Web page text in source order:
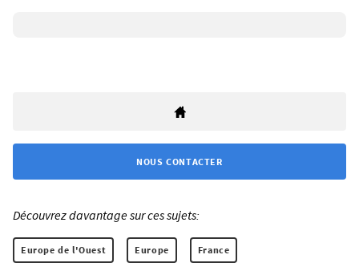
NOUS CONTACTER
Découvrez davantage sur ces sujets:
Europe de l'Ouest Europe France